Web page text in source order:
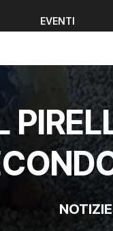
EVENTI